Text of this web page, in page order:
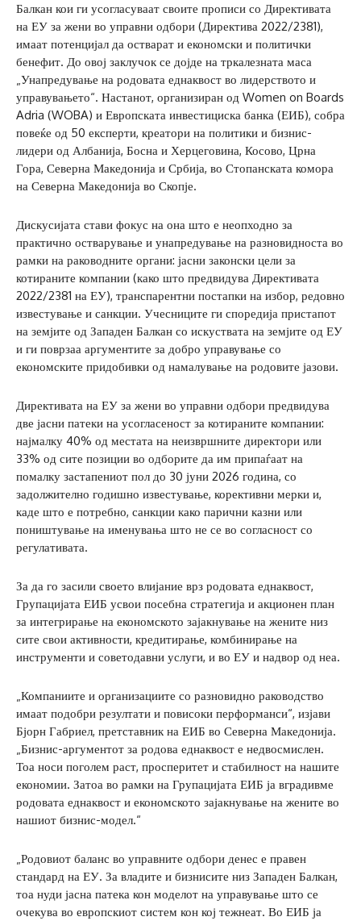
Балкан кои ги усогласуваат своите прописи со Директивата
на ЕУ за жени во управни одбори (Директива 2022/2381),
имаат потенцијал да остварат и економски и политички
бенефит. До овој заклучок се дојде на тркалезната маса
„Унапредување на родовата еднаквост во лидерството и
управувањето“. Настанот, организиран од Women on Boards
Adria (WOBA) и Европската инвестициска банка (ЕИБ), собра
повеќе од 50 експерти, креатори на политики и бизнис-
лидери од Албанија, Босна и Херцеговина, Косово, Црна
Гора, Северна Македонија и Србија, во Стопанската комора
на Северна Македонија во Скопје.
Дискусијата стави фокус на она што е неопходно за
практично остварување и унапредување на разновидноста во
рамки на раководните органи: јасни законски цели за
котираните компании (како што предвидува Директивата
2022/2381 на ЕУ), транспарентни постапки на избор, редовно
известување и санкции. Учесниците ги споредија пристапот
на земјите од Западен Балкан со искуствата на земјите од ЕУ
и ги поврзаа аргументите за добро управување со
економските придобивки од намалување на родовите јазови.
Директивата на ЕУ за жени во управни одбори предвидува
две јасни патеки на усогласеност за котираните компании:
најмалку 40% од местата на неизвршните директори или
33% од сите позиции во одборите да им припаѓаат на
помалку застапениот пол до 30 јуни 2026 година, со
задолжително годишно известување, корективни мерки и,
каде што е потребно, санкции како парични казни или
поништување на именувања што не се во согласност со
регулативата.
За да го засили своето влијание врз родовата еднаквост,
Групацијата ЕИБ усвои посебна стратегија и акционен план
за интегрирање на економското зајакнување на жените низ
сите свои активности, кредитирање, комбинирање на
инструменти и советодавни услуги, и во ЕУ и надвор од неа.
„Компаниите и организациите со разновидно раководство
имаат подобри резултати и повисоки перформанси“, изјави
Бјорн Габриел, претставник на ЕИБ во Северна Македонија.
„Бизнис-аргументот за родова еднаквост е недвосмислен.
Тоа носи поголем раст, просперитет и стабилност на нашите
економии. Затоа во рамки на Групацијата ЕИБ ја вградивме
родовата еднаквост и економското зајакнување на жените во
нашиот бизнис-модел.“
„Родовиот баланс во управните одбори денес е правен
стандард на ЕУ. За владите и бизнисите низ Западен Балкан,
тоа нуди јасна патека кон моделот на управување што се
очекува во европскиот систем кон кој тежнеат. Во ЕИБ ја